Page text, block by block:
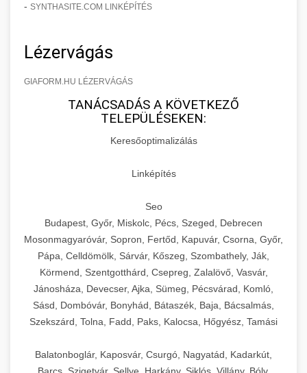
- SYNTHASITE.COM LINKÉPÍTÉS
Lézervágás
GIAFORM.HU LÉZERVÁGÁS
TANÁCSADÁS A KÖVETKEZŐ
TELEPÜLÉSEKEN:
Keresőoptimalizálás
Linképítés
Seo
Budapest, Győr, Miskolc, Pécs, Szeged, Debrecen
Mosonmagyaróvár, Sopron, Fertőd, Kapuvár, Csorna, Győr,
Pápa, Celldömölk, Sárvár, Kőszeg, Szombathely, Ják,
Körmend, Szentgotthárd, Csepreg, Zalalövő, Vasvár,
Jánosháza, Devecser, Ajka, Sümeg, Pécsvárad, Komló,
Sásd, Dombóvár, Bonyhád, Bátaszék, Baja, Bácsalmás,
Szekszárd, Tolna, Fadd, Paks, Kalocsa, Hőgyész, Tamási
Balatonboglár, Kaposvár, Csurgó, Nagyatád, Kadarkút,